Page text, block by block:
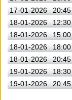
17-01-2026
20:45
18-01-2026
12:30
18-01-2026
15:00
18-01-2026
18:00
18-01-2026
20:45
19-01-2026
18:30
19-01-2026
20:45